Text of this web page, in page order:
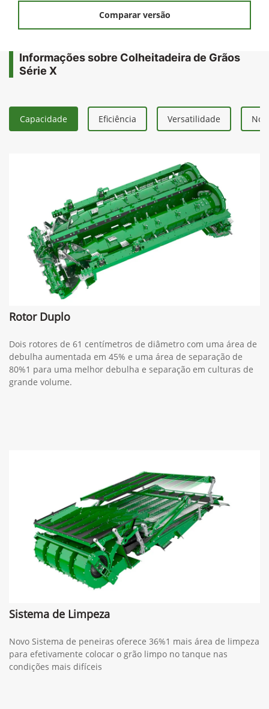
Comparar versão
Informações sobre Colheitadeira de Grãos
Série X
Capacidade Eficiência Versatilidade
Rotor Duplo
Dois rotores de 61 centímetros de diâmetro com uma área de
debulha aumentada em 45% e uma área de separação de
80%1 para uma melhor debulha e separação em culturas de
grande volume.
Sistema de Limpeza
Novo Sistema de peneiras oferece 36%1 mais área de limpeza
para efetivamente colocar o grão limpo no tanque nas
condições mais difíceis